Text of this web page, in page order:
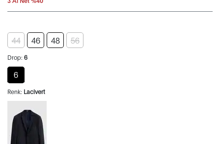
44 46 48 56
Drop: 6
6
Renk: Lacivert